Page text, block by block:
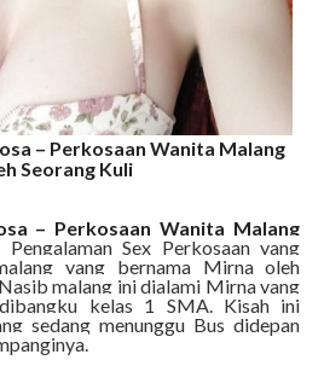
– Perkosaan Wanita Malang
Seorang Kuli
– Perkosaan Wanita Malang
Pengalaman Sex Perkosaan yang
yang bernama Mirna oleh
malang ini dialami Mirna yang
kelas 1 SMA. Kisah ini
sedang menunggu Bus didepan